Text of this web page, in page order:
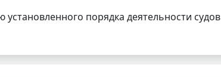
порядка деятельности судов